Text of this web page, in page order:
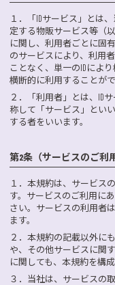
１．
「IDサービス」とは
定する物販サービス等（
に関し、利用者ごとに固有
のサービスにより、利用
ことなく、単一のIDによ
横断的に利用することがで
２．
「利用者」とは、ID
称して「サービス」とい
する者をいいます。
第2条（サービスのご利
１． 本規約は、サービス
す。サービスのご利用に
さい。サービスの利用者
ます。
２． 本規約の記載以外に
や、その他サービスに関
に関しても、本規約を構
３． 当社は、サービスの